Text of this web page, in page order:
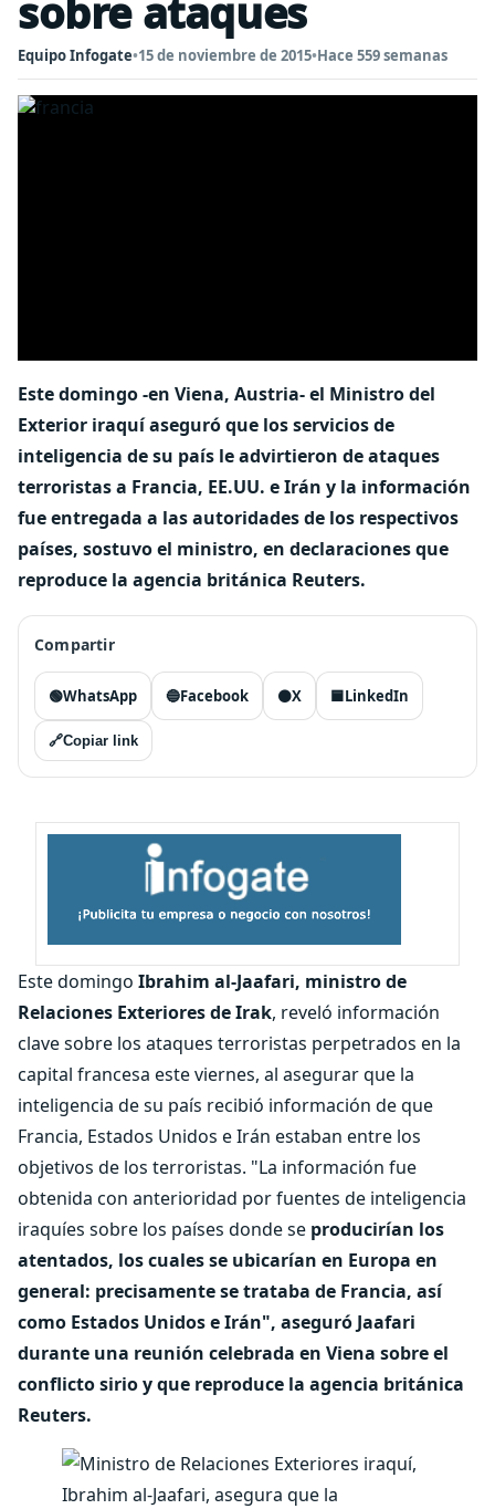
sobre ataques
Equipo Infogate•15 de noviembre de 2015•Hace 559 semanas
Este domingo -en Viena, Austria- el Ministro del
Exterior iraquí aseguró que los servicios de
inteligencia de su país le advirtieron de ataques
terroristas a Francia, EE.UU. e Irán y la información
fue entregada a las autoridades de los respectivos
países, sostuvo el ministro, en declaraciones que
reproduce la agencia británica Reuters.
Compartir
🟢WhatsApp 🔵Facebook ⚫X 🟦LinkedIn
🔗Copiar link
Este domingo Ibrahim al-Jaafari, ministro de
Relaciones Exteriores de Irak, reveló información
clave sobre los ataques terroristas perpetrados en la
capital francesa este viernes, al asegurar que la
inteligencia de su país recibió información de que
Francia, Estados Unidos e Irán estaban entre los
objetivos de los terroristas. "La información fue
obtenida con anterioridad por fuentes de inteligencia
iraquíes sobre los países donde se producirían los
atentados, los cuales se ubicarían en Europa en
general: precisamente se trataba de Francia, así
como Estados Unidos e Irán", aseguró Jaafari
durante una reunión celebrada en Viena sobre el
conflicto sirio y que reproduce la agencia británica
Reuters.